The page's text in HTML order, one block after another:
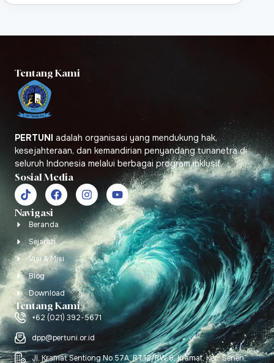
Tentang Kami
PERTUNI adalah organisasi yang mendukung hak,
kesejahteraan, dan kemandirian penyandang tunanetra di
seluruh Indonesia melalui berbagai program inklusif.
Sosial Media
Navigasi
Beranda
Sejarah
Visi & Misi
Blog
Download
Tentang Kami
+62 (021) 392-5671
dpp@pertuni.or.id
Jl. Kramat Sentiong No.57A, RT.12/RW.6, Kramat, Kec. Senen,